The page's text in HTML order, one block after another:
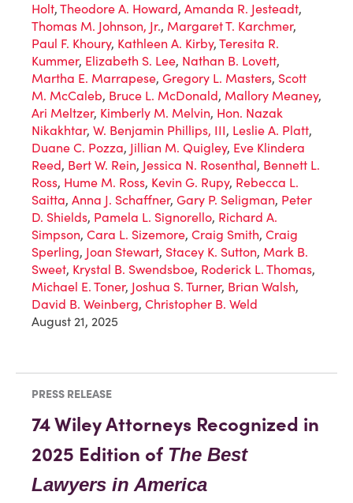
Holt, Theodore A. Howard, Amanda R. Jesteadt,
Thomas M. Johnson, Jr., Margaret T. Karchmer,
Paul F. Khoury, Kathleen A. Kirby, Teresita R.
Kummer, Elizabeth S. Lee, Nathan B. Lovett,
Martha E. Marrapese, Gregory L. Masters, Scott
M. McCaleb, Bruce L. McDonald, Mallory Meaney,
Ari Meltzer, Kimberly M. Melvin, Hon. Nazak
Nikakhtar, W. Benjamin Phillips, III, Leslie A. Platt,
Duane C. Pozza, Jillian M. Quigley, Eve Klindera
Reed, Bert W. Rein, Jessica N. Rosenthal, Bennett L.
Ross, Hume M. Ross, Kevin G. Rupy, Rebecca L.
Saitta, Anna J. Schaffner, Gary P. Seligman, Peter
D. Shields, Pamela L. Signorello, Richard A.
Simpson, Cara L. Sizemore, Craig Smith, Craig
Sperling, Joan Stewart, Stacey K. Sutton, Mark B.
Sweet, Krystal B. Swendsboe, Roderick L. Thomas,
Michael E. Toner, Joshua S. Turner, Brian Walsh,
David B. Weinberg, Christopher B. Weld
August 21, 2025
PRESS RELEASE
74 Wiley Attorneys Recognized in
2025 Edition of The Best
Lawyers in America